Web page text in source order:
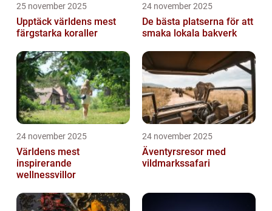
25 november 2025
Upptäck världens mest
färgstarka koraller
24 november 2025
De bästa platserna för att
smaka lokala bakverk
24 november 2025
Världens mest
inspirerande
wellnessvillor
24 november 2025
Äventyrsresor med
vildmarkssafari